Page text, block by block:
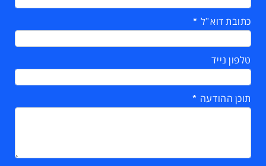
כתובת דוא"ל
טלפון נייד
תוכן ההודעה